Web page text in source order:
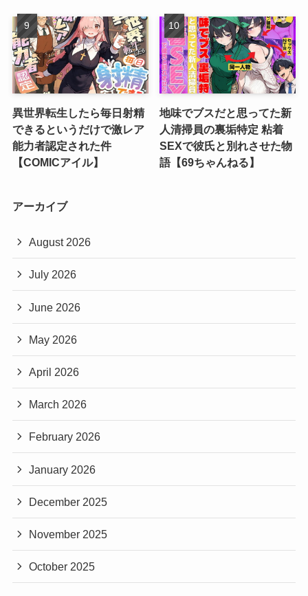
異世界転生したら毎日射精
できるというだけで激レア
能力者認定された件
【COMICアイル】
地味でブスだと思ってた新
人清掃員の裏垢特定 粘着
SEXで彼氏と別れさせた物
語【69ちゃんねる】
アーカイブ
August 2026
July 2026
June 2026
May 2026
April 2026
March 2026
February 2026
January 2026
December 2025
November 2025
October 2025